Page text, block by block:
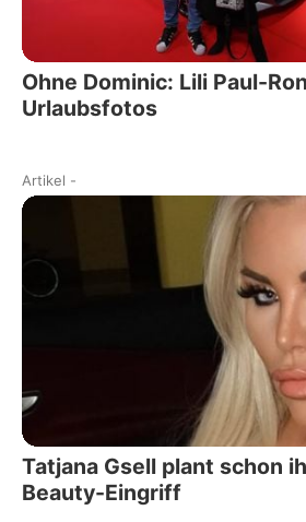
Ohne Dominic: Lili Paul-
Urlaubsfotos
Artikel -
Tatjana Gsell plant schon
Beauty-Eingriff